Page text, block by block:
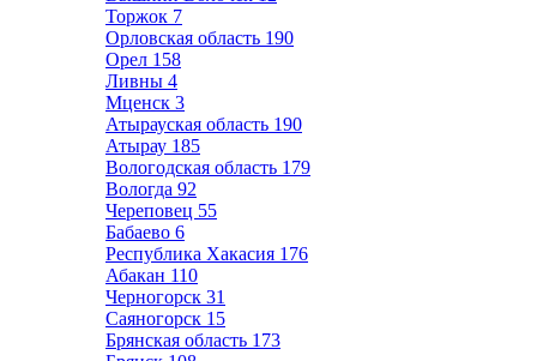
Торжок 7
Орловская область 190
Орел 158
Ливны 4
Мценск 3
Атырауская область 190
Атырау 185
Вологодская область 179
Вологда 92
Череповец 55
Бабаево 6
Республика Хакасия 176
Абакан 110
Черногорск 31
Саяногорск 15
Брянская область 173